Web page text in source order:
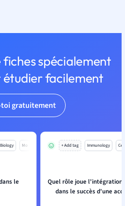
fiches spécialement
étudier facilement
gratuitement
Mo
le
+ Add tag Immunology
Quel rôle joue l'intégration
dans le succès d'une